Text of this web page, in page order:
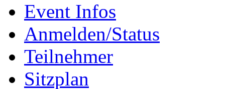
Event Infos
Anmelden/Status
Teilnehmer
Sitzplan